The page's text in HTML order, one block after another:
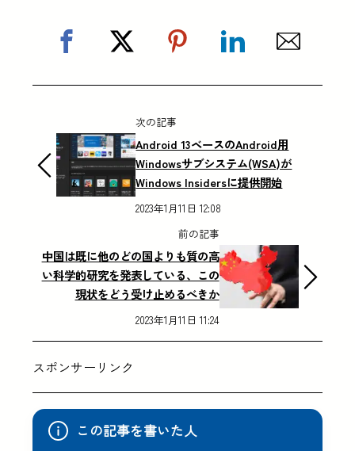
次の記事
Android 13ベースのAndroid用
Windowsサブシステム(WSA)が
Windows Insidersに提供開始
2023年1月11日 12:08
前の記事
中国は既に他のどの国よりも質の高
い科学的研究を発表している、この
現状をどう受け止めるべきか
2023年1月11日 11:24
スポンサーリンク
この記事を書いた人